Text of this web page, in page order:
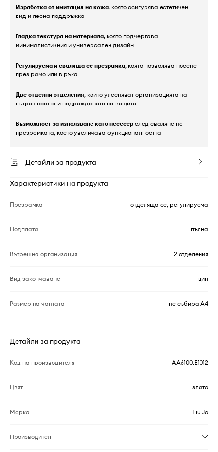
Изработка от имитация на кожа, която осигурява естетичен
вид и лесна поддръжка
Гладка текстура на материала, която подчертава
минималистичния и универсален дизайн
Регулируема и сваляща се презрамка, която позволява носене
през рамо или в ръка
Две отделни отделения, които улесняват организацията на
вътрешността и подреждането на вещите
Възможност за използване като несесер след сваляне на
презрамката, което увеличава функционалността
Детайли за продукта
Характеристики на продукта
Презрамка отделяща се, регулируема
Подплата пълна
Вътрешна организация 2 отделения
Вид закопчаване цип
Размер на чантата не събира A4
Детайли за продукта
Код на производителя AA6100.E1012
Цвят злато
Марка Liu Jo
Производител